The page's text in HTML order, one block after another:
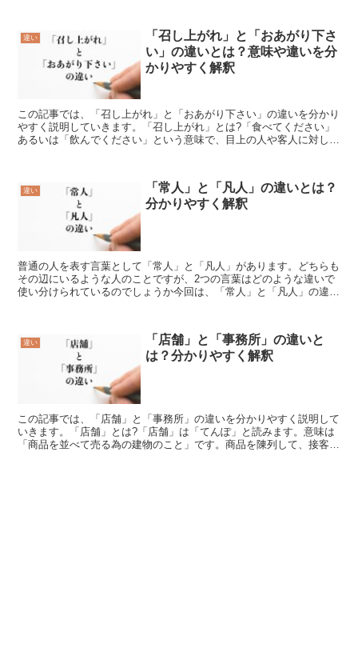
違い
「召し上がれ」と「おあがり下さ
い」の違いとは？意味や違いを分
かりやすく解釈
この記事では、「召し上がれ」と「おあがり下さい」の違いを分かり
やすく説明していきます。「召し上がれ」とは?「食べてください」
あるいは「飲んでください」という意味で、目上の人や客人に対して
違い
「常人」と「凡人」の違いとは？
分かりやすく解釈
普通の人を表す言葉として「常人」と「凡人」があります。どちらも
その辺にいるような人のことですが、2つの言葉はどのような違いで
使い分けられているのでしょうか今回は、「常人」と「凡人」の違い
違い
「店舗」と「事務所」の違いと
は？分かりやすく解釈
この記事では、「店舗」と「事務所」の違いを分かりやすく説明して
いきます。「店舗」とは?「店舗」は「てんぽ」と読みます。意味は
「商品を並べて売る為の建物のこと」です。商品を陳列して、接客し